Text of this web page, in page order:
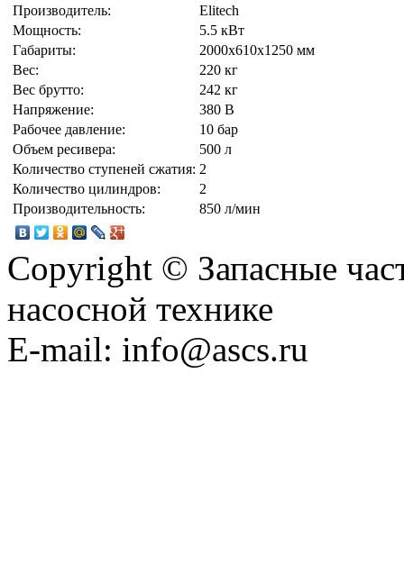
Производитель:
Elitech
Мощность:
5.5 кВт
Габариты:
2000х610х1250 мм
Вес:
220 кг
Вес брутто:
242 кг
Напряжение:
380 В
Рабочее давление:
10 бар
Объем ресивера:
500 л
Количество ступеней сжатия: 2
Количество цилиндров:
2
Производительность:
850 л/мин
Copyright © Запасные
насосной технике
E-mail: info@ascs.ru